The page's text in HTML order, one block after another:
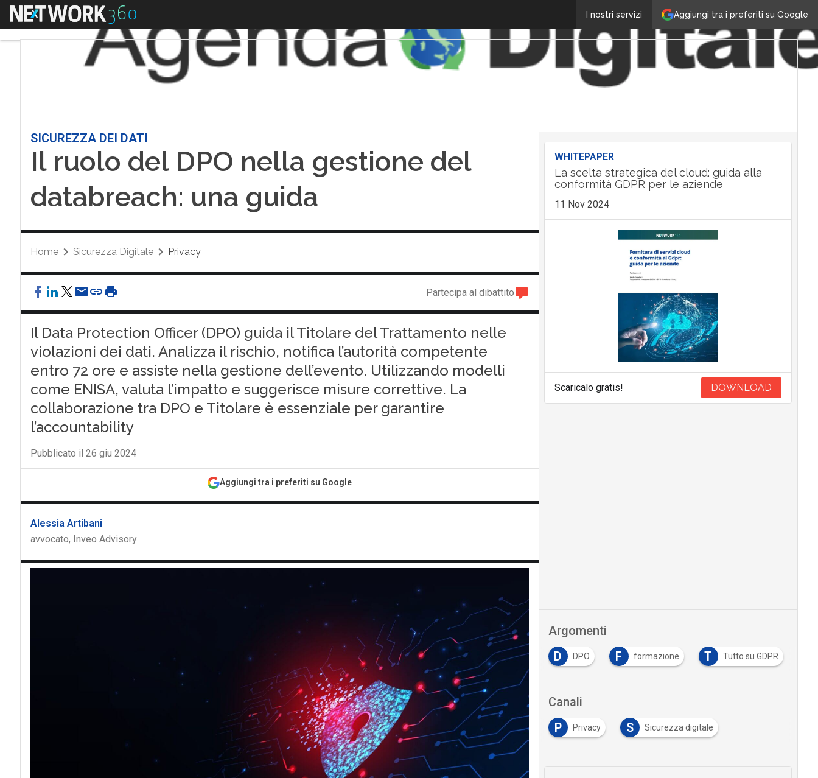
Aggiungi tra i preferiti su Google
I nostri servizi
Menu
SICUREZZA DEI DATI
Il ruolo del DPO nella gestione del
databreach: una guida
Home Sicurezza Digitale Privacy
Partecipa al dibattito
Il Data Protection Officer (DPO) guida il Titolare del Trattamento nelle
violazioni dei dati. Analizza il rischio, notifica l’autorità competente
entro 72 ore e assiste nella gestione dell’evento. Utilizzando modelli
come ENISA, valuta l’impatto e suggerisce misure correttive. La
collaborazione tra DPO e Titolare è essenziale per garantire
l’accountability
Pubblicato il 26 giu 2024
Aggiungi tra i preferiti su Google
Alessia Artibani
avvocato, Inveo Advisory
WHITEPAPER
La scelta strategica del cloud: guida alla
conformità GDPR per le aziende
11 Nov 2024
Scaricalo gratis! DOWNLOAD
Argomenti
D
dati personali D DPO F formazione T Tutto su GDPR
Canali
P
Privacy S Sicurezza digitale